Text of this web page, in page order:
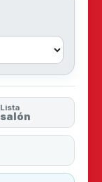
Lista
salón